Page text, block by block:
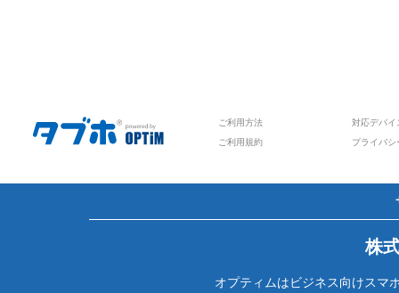
ご利用方法
対応デバイ
ご利用規約
プライバシ
株
オプティムはビジネス向けスマ